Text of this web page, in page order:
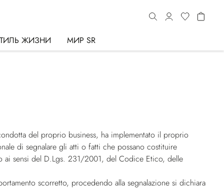
ЖИЗНИ МИР SR
del proprio business, ha implementato il proprio
di segnalare gli atti o fatti che possano costituire
ai sensi del D.Lgs. 231/2001, del Codice Etico, delle
scorretto, procedendo alla segnalazione si dichiara